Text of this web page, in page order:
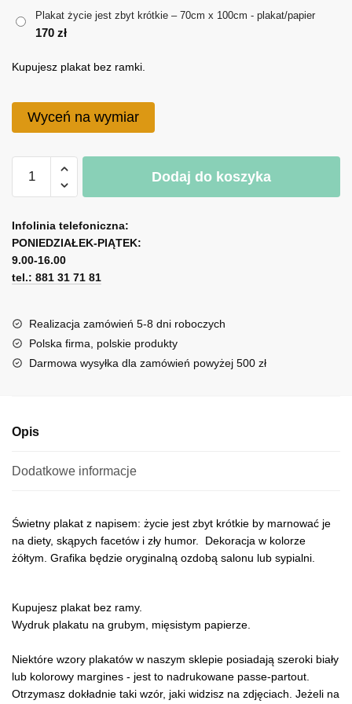
Plakat życie jest zbyt krótkie – 70cm x 100cm - plakat/papier
170 zł
Kupujesz plakat bez ramki.
Wyceń na wymiar
Plakat
jest
zbyt
krótkie
Dodaj do koszyka
l
t
e
r
a
t
i
Infolinia telefoniczna:
PONIEDZIAŁEK-PIĄTEK:
9.00-16.00
tel.: 881 31 71 81
Realizacja zamówień 5-8 dni roboczych
Polska firma, polskie produkty
Darmowa wysyłka dla zamówień powyżej 500 zł
Opis
Dodatkowe informacje
Świetny plakat z napisem: życie jest zbyt krótkie by marnować je
na diety, skąpych facetów i zły humor. Dekoracja w kolorze
żółtym. Grafika będzie oryginalną ozdobą salonu lub sypialni.
Kupujesz plakat bez ramy.
Wydruk plakatu na grubym, mięsistym papierze.
Niektóre wzory plakatów w naszym sklepie posiadają szeroki biały
lub kolorowy margines - jest to nadrukowane passe-partout.
Otrzymasz dokładnie taki wzór, jaki widzisz na zdjęciach. Jeżeli na